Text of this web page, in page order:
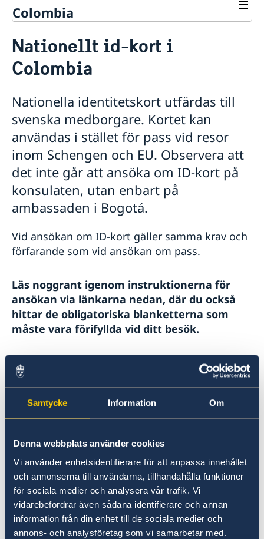
Samtycke Information Om
Denna webbplats använder cookies
Vi använder enhetsidentifierare för att anpassa innehållet
och annonserna till användarna, tillhandahålla funktioner
för sociala medier och analysera vår trafik. Vi
vidarebefordrar även sådana identifierare och annan
information från din enhet till de sociala medier och
annons- och analysföretag som vi samarbetar med.
Colombia
Hjälp till svenskar i Colombia
Rösta i Colombia
Förlust av pass eller bankkort
Frihetsberövad
Ekonomiskt nödställd
Om du blir sjuk eller råkar ut för en olycka
Pass utomlands
Förnyelse av pass för vuxna
Förnyelse av pass för barn under 18 år
Första ansökan om pass för barn under 18 år
Provisoriskt pass
Nationellt id-kort
Samordningsnummer
Vanliga frågor om pass och nationellt ID-kort
Legaliseringar
Hjälp kring medborgarskap
Ansökan om att få behålla svenskt medborgarskap
Gifta sig utomlands i Colombia
Körkort
Namnändring
Anmäl din utlandsvistelse
Arv i internationella situationer
Reseinformation
Ambassadens reseinformation
In- och utresebestämmelser
Allmänna säkerhetsläget
Naturförhållanden och katastrofer
Hälso- och sjukvård
Lokala lagar och sedvänjor
Kriminalitet och personlig säkerhet
Trafiksäkerhet
Landöversikt Colombia
Utvecklingssamarbete
Colombia 2021-2025
Service för svenska företag
Nationellt id-kort i
Colombia
Nationella identitetskort utfärdas till
svenska medborgare. Kortet kan
användas i stället för pass vid resor
inom Schengen och EU. Observera att
det inte går att ansöka om ID-kort på
konsulaten, utan enbart på
ambassaden i Bogotá.
Vid ansökan om ID-kort gäller samma krav och
förfarande som vid ansökan om pass.
Läs noggrant igenom instruktionerna för
ansökan via länkarna nedan, där du också
hittar de obligatoriska blanketterna som
måste vara förifyllda vid ditt besök.
För information om förnyelse av pass för vuxna
besök följande länk:
Förnyelse av pass för vuxna
minderåriga besök följande länk:
Från och med den 2 augusti 2021 gäller en
kortare giltighetstid än fem år i följande fall:
Om sökanden är under 12 år